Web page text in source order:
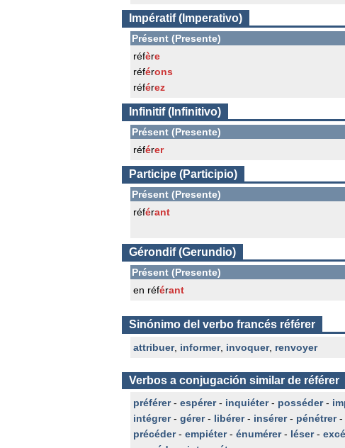
Impératif (Imperativo)
Présent (Presente)
réfère
référons
référez
Infinitif (Infinitivo)
Présent (Presente)
référer
Participe (Participio)
Présent (Presente)
référant
Gérondif (Gerundio)
Présent (Presente)
en référant
Sinónimo del verbo francés référer
attribuer, informer, invoquer, renvoyer
Verbos a conjugación similar de référer
préférer- espérer- inquiéter- posséder-
intégrer- gérer- libérer- insérer- pénétrer-
précéder- empiéter- énumérer- léser-